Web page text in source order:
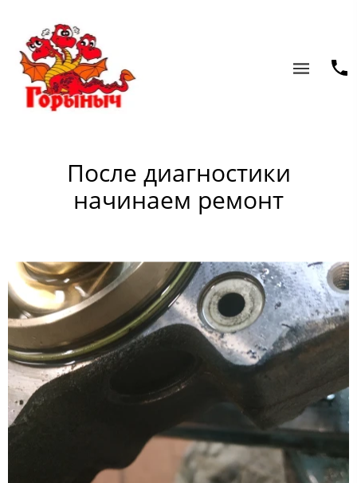
После диагностики
начинаем ремонт